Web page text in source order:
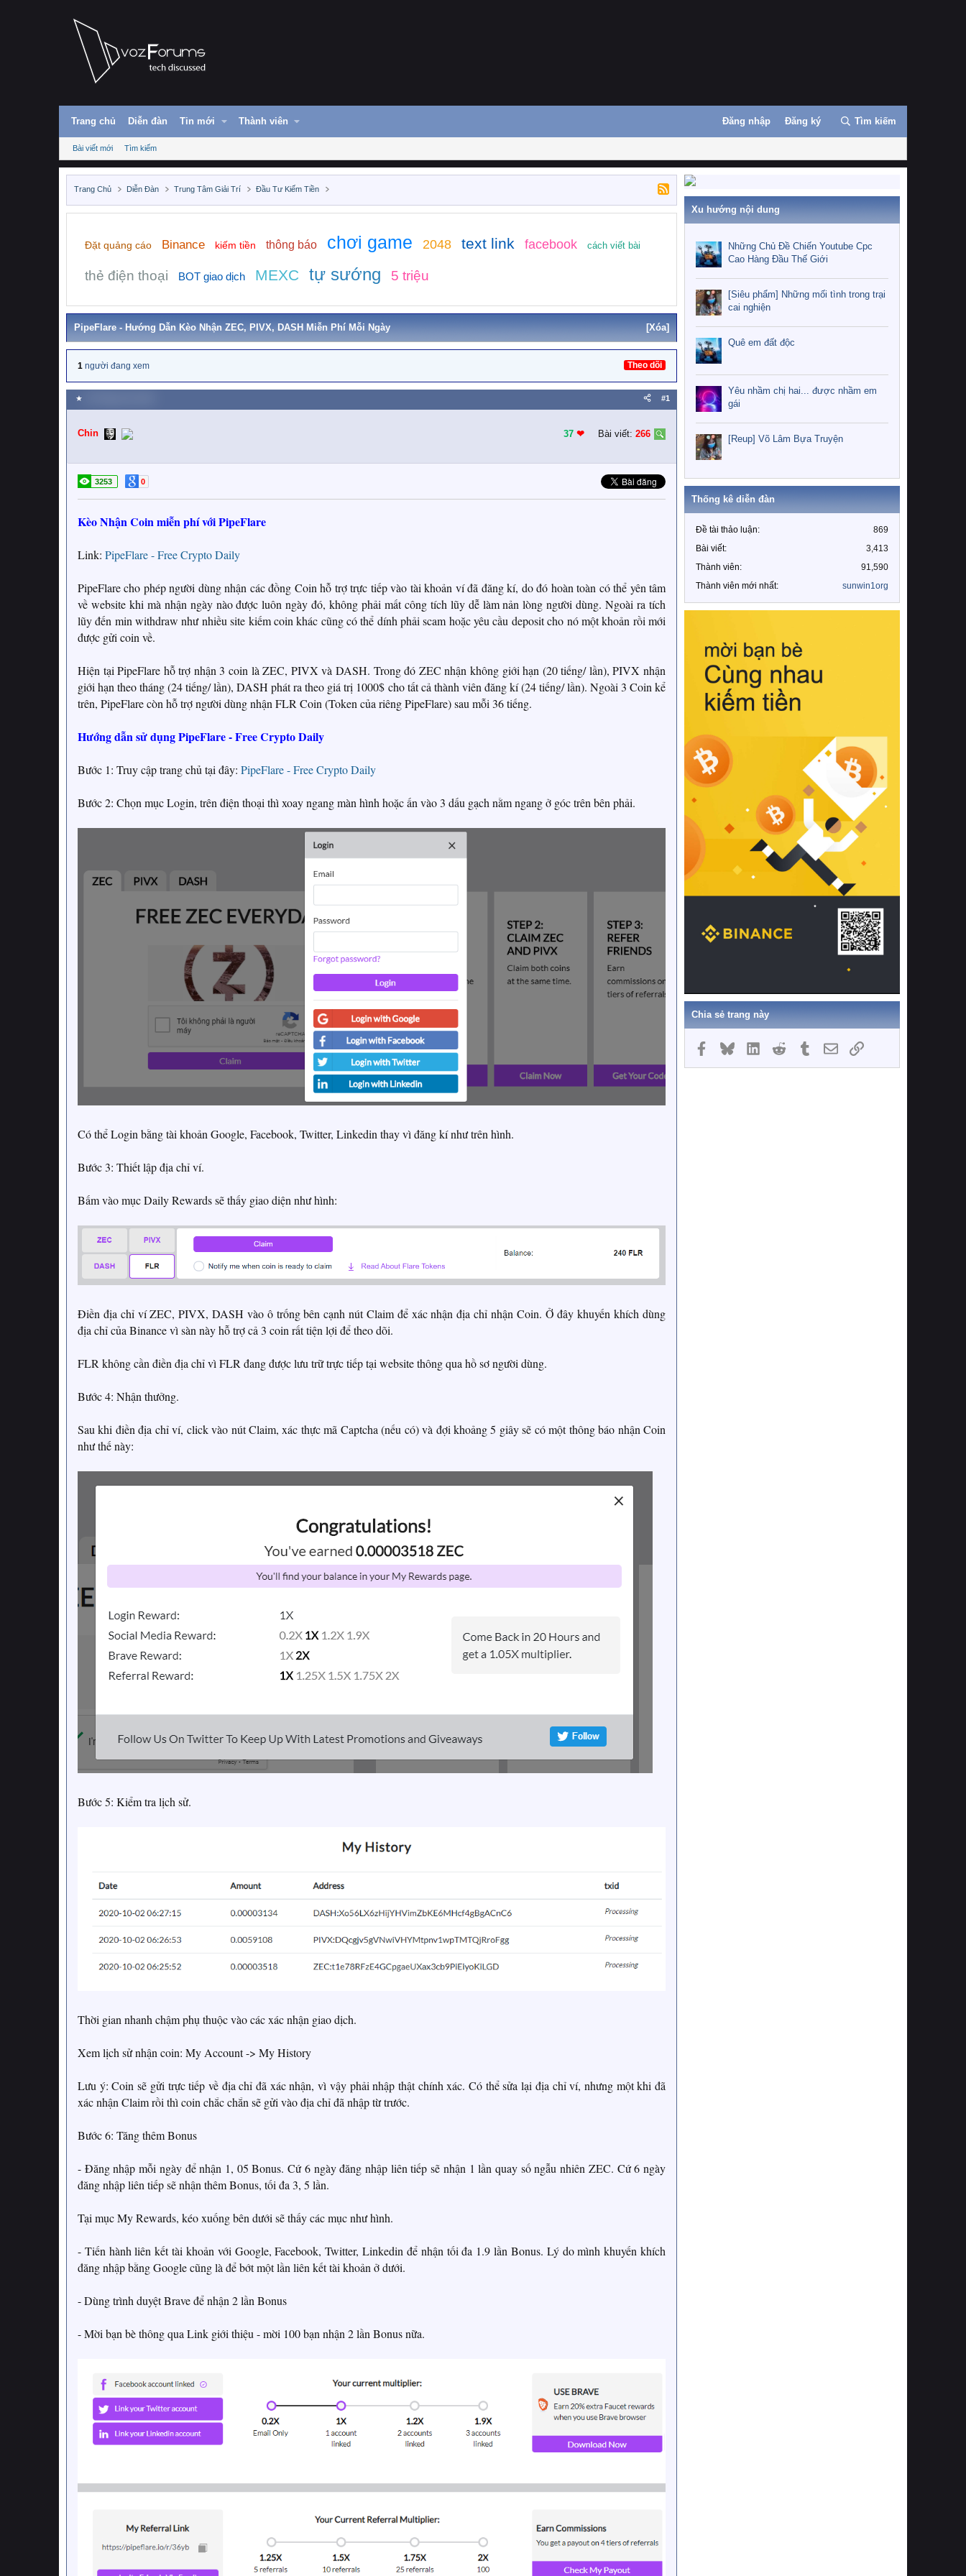
Trang chủ Diễn đàn Tin mới Thành viên Đăng nhập Đăng ký Tìm kiếm
Bài viết mới Tìm kiếm
Trang Chủ Diễn Đàn Trung Tâm Giải Trí Đầu Tư Kiếm Tiền
Đặt quảng cáo Binance kiếm tiền thông báo chơi game 2048 text link facebook cách viết bài
thẻ điện thoại BOT giao dịch MEXC tự sướng 5 triệu
PipeFlare - Hướng Dẫn Kèo Nhận ZEC, PIVX, DASH Miễn Phí Mỗi Ngày [Xóa]
1 người đang xem Theo dõi
★ #1
Chin 37 ❤︎ Bài viết: 266
3253 0
Kèo Nhận Coin miễn phí với PipeFlare
Link: PipeFlare - Free Crypto Daily
PipeFlare cho phép người dùng nhận các đồng Coin hỗ trợ trực tiếp vào tài khoản ví đã đăng kí, do đó hoàn toàn có thể yên tâm
về website khi mà nhận ngày nào được luôn ngày đó, không phải mất công tích lũy dễ làm nản lòng người dùng. Ngoài ra tích
lũy đến min withdraw như nhiều site kiếm coin khác cũng có thể dính phải scam hoặc yêu cầu deposit cho nó một khoản rồi mới
được gửi coin về.
Hiện tại PipeFlare hỗ trợ nhận 3 coin là ZEC, PIVX và DASH. Trong đó ZEC nhận không giới hạn (20 tiếng/ lần), PIVX nhận
giới hạn theo tháng (24 tiếng/ lần), DASH phát ra theo giá trị 1000$ cho tất cả thành viên đăng kí (24 tiếng/ lần). Ngoài 3 Coin kể
trên, PipeFlare còn hỗ trợ người dùng nhận FLR Coin (Token của riêng PipeFlare) sau mỗi 36 tiếng.
Hướng dẫn sử dụng PipeFlare - Free Crypto Daily
Bước 1: Truy cập trang chủ tại đây: PipeFlare - Free Crypto Daily
Bước 2: Chọn mục Login, trên điện thoại thì xoay ngang màn hình hoặc ấn vào 3 dấu gạch nằm ngang ở góc trên bên phải.
Có thể Login bằng tài khoản Google, Facebook, Twitter, Linkedin thay vì đăng kí như trên hình.
Bước 3: Thiết lập địa chỉ ví.
Bấm vào mục Daily Rewards sẽ thấy giao diện như hình:
Điền địa chỉ ví ZEC, PIVX, DASH vào ô trống bên cạnh nút Claim để xác nhận địa chỉ nhận Coin. Ở đây khuyến khích dùng
địa chỉ của Binance vì sàn này hỗ trợ cả 3 coin rất tiện lợi để theo dõi.
FLR không cần điền địa chỉ vì FLR đang được lưu trữ trực tiếp tại website thông qua hồ sơ người dùng.
Bước 4: Nhận thưởng.
Sau khi điền địa chỉ ví, click vào nút Claim, xác thực mã Captcha (nếu có) và đợi khoảng 5 giây sẽ có một thông báo nhận Coin
như thế này:
Bước 5: Kiểm tra lịch sử.
Thời gian nhanh chậm phụ thuộc vào các xác nhận giao dịch.
Xem lịch sử nhận coin: My Account -> My History
Lưu ý: Coin sẽ gửi trực tiếp về địa chỉ đã xác nhận, vì vậy phải nhập thật chính xác. Có thể sửa lại địa chỉ ví, nhưng một khi đã
xác nhận Claim rồi thì coin chắc chắn sẽ gửi vào địa chỉ đã nhập từ trước.
Bước 6: Tăng thêm Bonus
- Đăng nhập mỗi ngày để nhận 1, 05 Bonus. Cứ 6 ngày đăng nhập liên tiếp sẽ nhận 1 lần quay số ngẫu nhiên ZEC. Cứ 6 ngày
đăng nhập liên tiếp sẽ nhận thêm Bonus, tối đa 3, 5 lần.
Tại mục My Rewards, kéo xuống bên dưới sẽ thấy các mục như hình.
- Tiến hành liên kết tài khoản với Google, Facebook, Twitter, Linkedin để nhận tối đa 1.9 lần Bonus. Lý do mình khuyến khích
đăng nhập bằng Google cũng là để bớt một lần liên kết tài khoản ở dưới.
- Dùng trình duyệt Brave để nhận 2 lần Bonus
- Mời bạn bè thông qua Link giới thiệu - mời 100 bạn nhận 2 lần Bonus nữa.
Xu hướng nội dung
Những Chủ Đề Chiến Youtube Cpc
Cao Hàng Đầu Thế Giới
[Siêu phẩm] Những mối tình trong trại
cai nghiện
Quê em đất độc
Yêu nhầm chị hai... được nhầm em
gái
[Reup] Võ Lâm Bựa Truyện
Thống kê diễn đàn
Đề tài thảo luận
869
Bài viết
3,413
Thành viên
91,590
Thành viên mới nhất
sunwin1org
Chia sẻ trang này
Facebook
BlueskyLinkedInReddit TumblrEmailLink